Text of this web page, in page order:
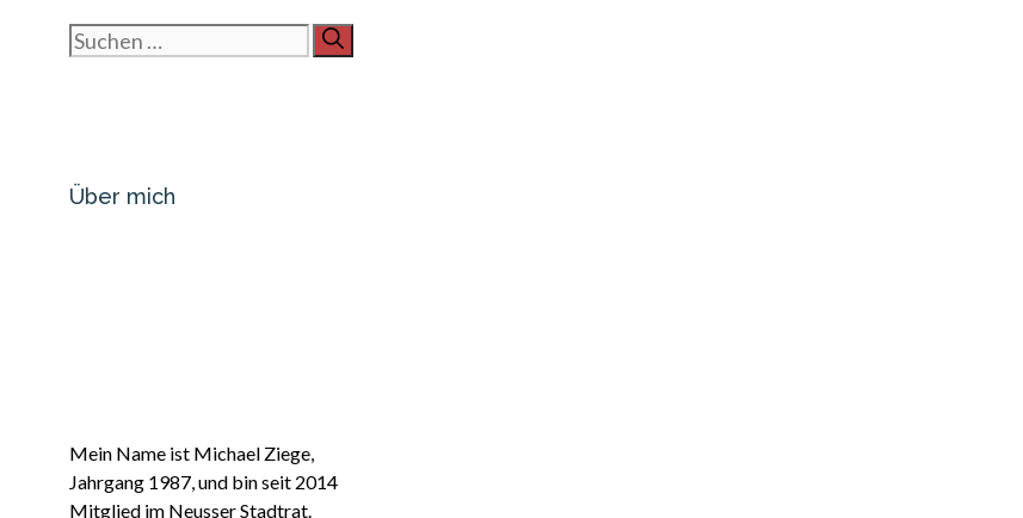
Suchen
nach:
Über mich
Mein Name ist Michael Ziege,
Jahrgang 1987, und bin seit 2014
Mitglied im Neusser Stadtrat.